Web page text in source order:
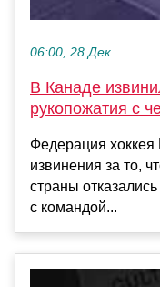
06:00, 28 Дек
В Канаде
рукопожатия с
Федерация
извинения за то,
страны
с командой...